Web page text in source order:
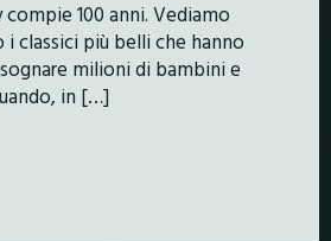
compie 100 anni. Vediamo
i classici più belli che hanno
milioni di bambini e
in […]